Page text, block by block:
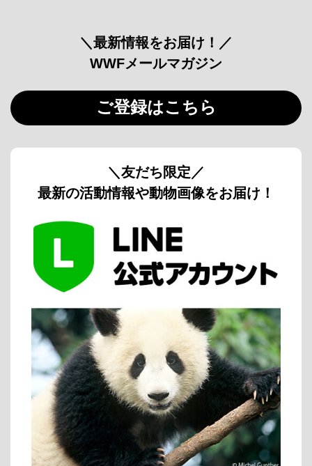
＼最新情報をお届け！／
WWFメールマガジン
ご登録はこちら
＼友だち限定／
最新の活動情報や動物画像をお届け！